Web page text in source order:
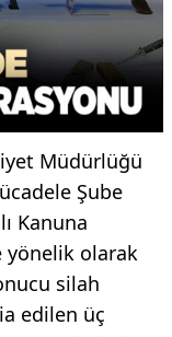
Müdürlüğü
Şube
Kanuna
yönelik olarak
silah
edilen üç